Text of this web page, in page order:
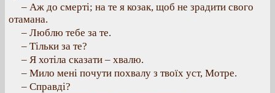
– Аж до смерті; на те я козак, щоб не зрадити свого
отамана.
– Люблю тебе за те.
– Тільки за те?
– Я хотіла сказати – хвалю.
– Мило мені почути похвалу з твоїх уст, Мотре.
– Справді?